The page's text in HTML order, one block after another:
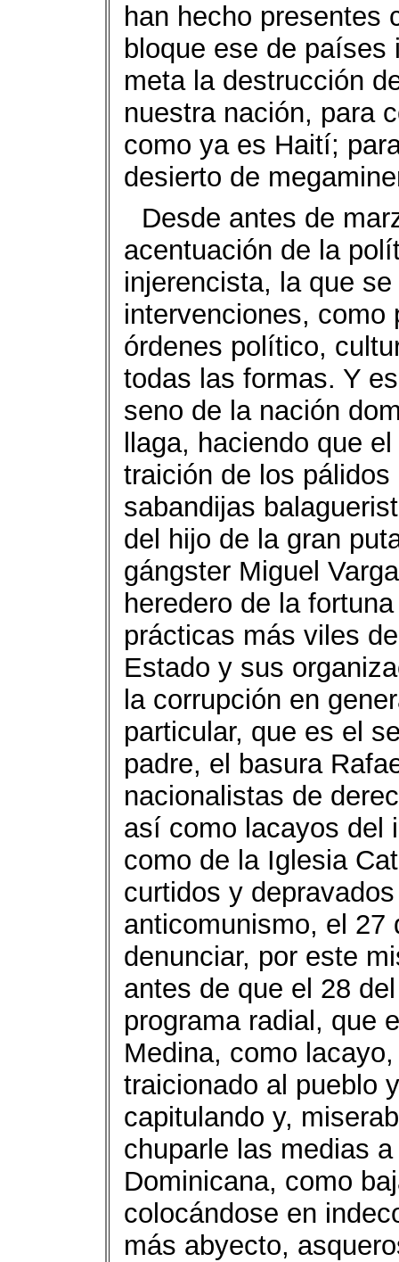
han hecho presentes
bloque ese de
meta la destrucción
nuestra nación, para
como ya es Haití;
desierto de
Desde antes de
acentuación de la
injerencista, la que
intervenciones, como
órdenes político,
todas las formas. Y
seno de la nación
llaga, haciendo que
traición de los
sabandijas
del hijo de la gran
gángster Miguel
heredero de la
prácticas más viles
Estado y sus
la corrupción en
particular, que es el
padre, el basura
nacionalistas de
así como lacayos del
como de la Iglesia
curtidos y
anticomunismo, el 27
denunciar, por este
antes de que el 28
programa radial, que
Medina, como
traicionado al pueblo
capitulando y,
chuparle las medias
Dominicana, como
colocándose en
más abyecto,